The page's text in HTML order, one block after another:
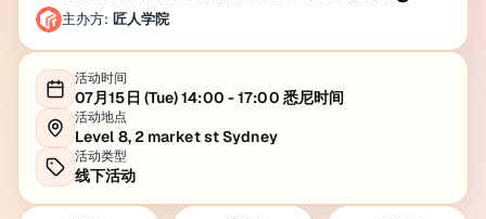
主办方: 匠人学院
活动时间
07月15日 (Tue) 14:00 - 17:00 悉尼时间
活动地点
Level 8, 2 market st Sydney
活动类型
线下活动